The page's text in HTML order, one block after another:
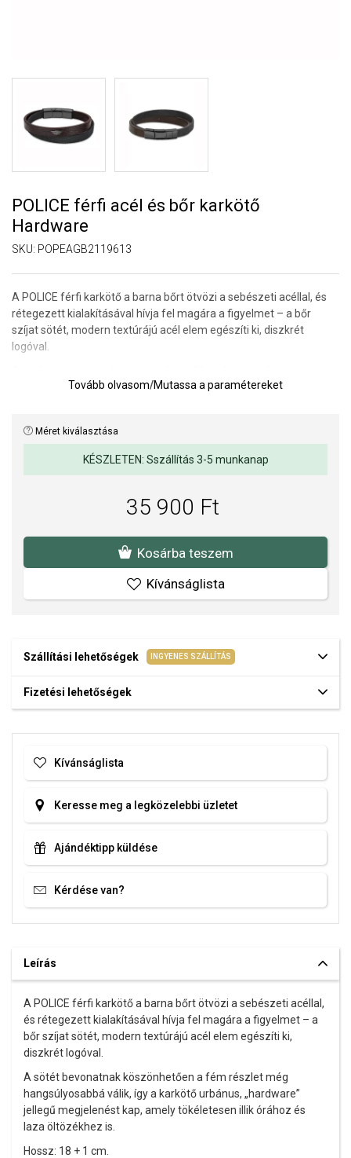
POLICE férfi acél és bőr karkötő
Hardware
SKU: POPEAGB2119613
A POLICE férfi karkötő a barna bőrt ötvözi a sebészeti acéllal, és
rétegezett kialakításával hívja fel magára a figyelmet – a bőr
szíjat sötét, modern textúrájú acél elem egészíti ki, diszkrét
logóval.
hangsúlyosabbá válik, így a karkötő urbánus, „hardware” jellegű
Hossz: 18 + 1 cm.
Tovább olvasom/Mutassa a paramétereket
Méret kiválasztása
KÉSZLETEN: Sszállítás 3-5 munkanap
35 900 Ft
Kosárba teszem
Kívánságlista
Szállítási lehetőségek INGYENES SZÁLLÍTÁS
Fizetési lehetőségek
Kívánságlista
Keresse meg a legközelebbi üzletet
Ajándéktipp küldése
Kérdése van?
Leírás
A POLICE férfi karkötő a barna bőrt ötvözi a sebészeti acéllal,
és rétegezett kialakításával hívja fel magára a figyelmet – a
bőr szíjat sötét, modern textúrájú acél elem egészíti ki,
diszkrét logóval.
A sötét bevonatnak köszönhetően a fém részlet még
hangsúlyosabbá válik, így a karkötő urbánus, „hardware”
jellegű megjelenést kap, amely tökéletesen illik órához és
laza öltözékhez is.
Hossz: 18 + 1 cm.